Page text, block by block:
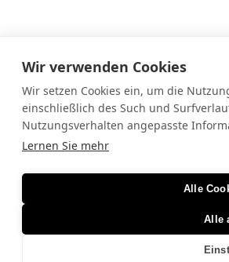
Wir verwenden Cookies
Wir setzen Cookies ein, um die
einschließlich des Such und
Nutzungsverhalten angepasste
Lernen Sie mehr
Alle
Alle